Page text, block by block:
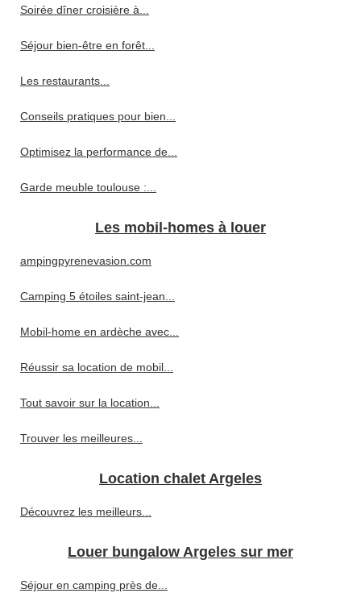
Soirée dîner croisière à...
Séjour bien-être en forêt...
Les restaurants...
Conseils pratiques pour bien...
Optimisez la performance de...
Garde meuble toulouse :...
Les mobil-homes à louer
ampingpyrenevasion.com
Camping 5 étoiles saint-jean...
Mobil-home en ardèche avec...
Réussir sa location de mobil...
Tout savoir sur la location...
Trouver les meilleures...
Location chalet Argeles
Découvrez les meilleurs...
Louer bungalow Argeles sur mer
Séjour en camping près de...